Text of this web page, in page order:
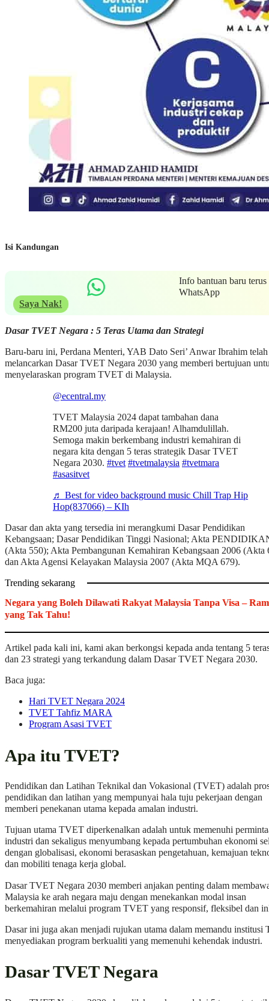
Isi Kandungan
Info bantuan baru terus
WhatsApp
Saya Nak!
Dasar TVET Negara : 5 Teras Utama dan Strategi
Baru-baru ini, Perdana Menteri, YAB Dato Seri’ Anwar Ibrahim telah
melancarkan Dasar TVET Negara 2030 yang memberi bertujuan
menyelaraskan program TVET di Malaysia.
@ecentral.my
TVET Malaysia 2024 dapat tambahan dana
RM200 juta daripada kerajaan! Alhamdulillah.
Semoga makin berkembang industri kemahiran di
negara kita dengan 5 teras strategik Dasar TVET
Negara 2030. #tvet #tvetmalaysia #tvetmara
#asasitvet
♬ Best for video background music Chill Trap Hip
Hop(837066) – KIh
Dasar dan akta yang tersedia ini merangkumi Dasar Pendidikan
Kebangsaan; Dasar Pendidikan Tinggi Nasional; Akta
(Akta 550); Akta Pembangunan Kemahiran Kebangsaan 2006 (Akta
dan Akta Agensi Kelayakan Malaysia 2007 (Akta MQA 679).
Trending sekarang
Negara yang Boleh Dilawati Rakyat Malaysia Tanpa Visa –
yang Tak Tahu!
Artikel pada kali ini, kami akan berkongsi kepada anda tentang 5
dan 23 strategi yang terkandung dalam Dasar TVET Negara 2030.
Baca juga:
Hari TVET Negara 2024
TVET Tahfiz MARA
Program Asasi TVET
Apa itu TVET?
Pendidikan dan Latihan Teknikal dan Vokasional (TVET) adalah
pendidikan dan latihan yang mempunyai hala tuju pekerjaan dengan
memberi penekanan utama kepada amalan industri.
Tujuan utama TVET diperkenalkan adalah untuk memenuhi
industri dan sekaligus menyumbang kepada pertumbuhan ekonomi
dengan globalisasi, ekonomi berasaskan pengetahuan, kemajuan
dan mobiliti tenaga kerja global.
Dasar TVET Negara 2030 memberi anjakan penting dalam
Malaysia ke arah negara maju dengan menekankan modal insan
berkemahiran melalui program TVET yang responsif, fleksibel dan
Dasar ini juga akan menjadi rujukan utama dalam memandu institusi
menyediakan program berkualiti yang memenuhi kehendak industri.
Dasar TVET Negara